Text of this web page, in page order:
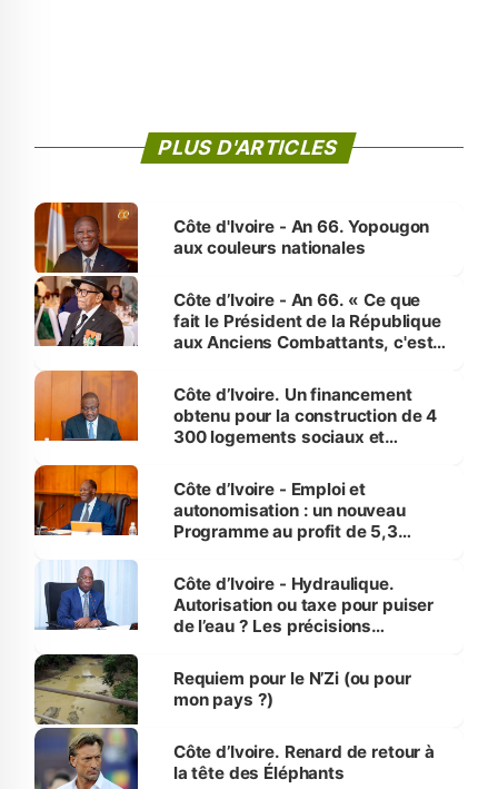
PLUS D'ARTICLES
Côte d'Ivoire - An 66. Yopougon
aux couleurs nationales
Côte d’Ivoire - An 66. « Ce que
fait le Président de la République
aux Anciens Combattants, c'est
Côte d’Ivoire. Un financement
obtenu pour la construction de 4
300 logements sociaux et
et Yamoussoukro
Côte d’Ivoire - Emploi et
autonomisation : un nouveau
Programme au profit de 5,3
Côte d’Ivoire - Hydraulique.
Autorisation ou taxe pour puiser
de l’eau ? Les précisions
Requiem pour le N’Zi (ou pour
mon pays ?)
Côte d’Ivoire. Renard de retour à
la tête des Éléphants